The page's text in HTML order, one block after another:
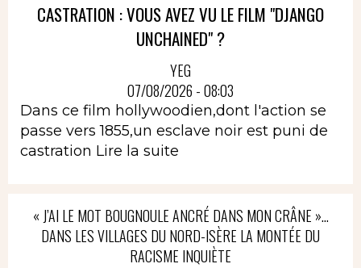
CASTRATION : VOUS AVEZ VU LE FILM "DJANGO
UNCHAINED" ?
YEG
07/08/2026 - 08:03
Dans ce film hollywoodien,dont l'action se
passe vers 1855,un esclave noir est puni de
castration Lire la suite
« J’AI LE MOT BOUGNOULE ANCRÉ DANS MON CRÂNE »…
DANS LES VILLAGES DU NORD-ISÈRE LA MONTÉE DU
RACISME INQUIÈTE